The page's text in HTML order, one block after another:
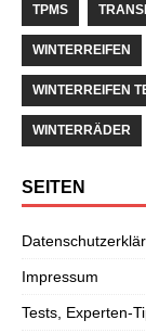
TPMS
WINTERREIFEN
WINTERREIFEN
WINTERRÄDER
SEITEN
Impressum
Tests, Experten-